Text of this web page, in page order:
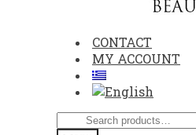
CONTACT
MY ACCOUNT
Search
for: